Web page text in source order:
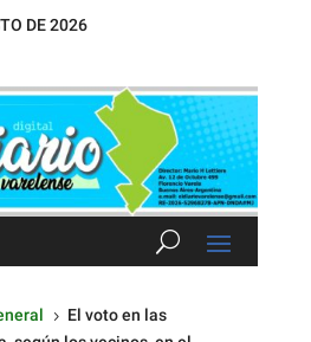
DE 2026
5 El voto en las